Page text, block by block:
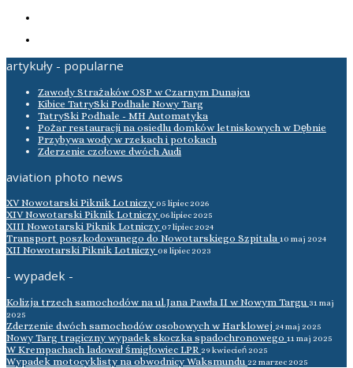
artykuły - popularne
Zawody Strażaków OSP w Czarnym Dunajcu
Kibice TatrySki Podhale Nowy Targ
TatrySki Podhale - MH Automatyka
Pożar restauracji na osiedlu domków letniskowych w Dębnie
Przybywa wody w rzekach i potokach
Zderzenie czołowe dwóch Audi
aviation photo news
XV Nowotarski Piknik Lotniczy 05 lipiec 2026
XIV Nowotarski Piknik Lotniczy 06 lipiec 2025
XIII Nowotarski Piknik Lotniczy 07 lipiec 2024
Transport poszkodowanego do Nowotarskiego Szpitala 10 maj 2024
XII Nowotarski Piknik Lotniczy 08 lipiec 2023
- wypadek -
Kolizja trzech samochodów na ul.Jana Pawła II w Nowym Targu 31 maj
2025
Zderzenie dwóch samochodów osobowych w Harklowej 24 maj 2025
Nowy Targ tragiczny wypadek skoczka spadochronowego 11 maj 2025
W Krempachach ladował śmigłowiec LPR 29 kwiecień 2025
Wypadek motocyklisty na obwodnicy Waksmundu 22 marzec 2025